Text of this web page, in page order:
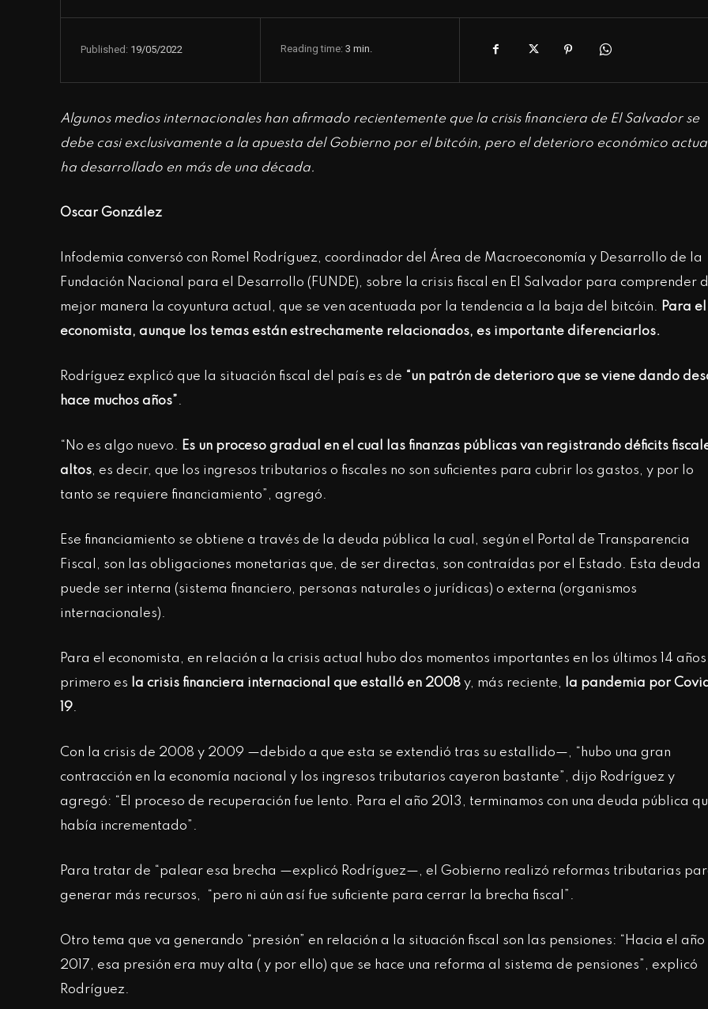
Published: 19/05/2022 Reading time: 3 min.
Algunos medios internacionales han afirmado recientemente que la crisis financiera de El Salvador se
debe casi exclusivamente a la apuesta del Gobierno por el bitcóin, pero el deterioro económico
ha desarrollado en más de una década.
Oscar González
Infodemia conversó con Romel Rodríguez, coordinador del Área de Macroeconomía y Desarrollo de la
Fundación Nacional para el Desarrollo (FUNDE), sobre la crisis fiscal en El Salvador para comprender
mejor manera la coyuntura actual, que se ven acentuada por la tendencia a la baja del bitcóin. Para el
economista, aunque los temas están estrechamente relacionados, es importante diferenciarlos.
Rodríguez explicó que la situación fiscal del país es de “un patrón de deterioro que se viene dando
hace muchos años” .
“No es algo nuevo. Es un proceso gradual en el cual las finanzas públicas van registrando déficits
altos, es decir, que los ingresos tributarios o fiscales no son suficientes para cubrir los gastos, y por lo
tanto se requiere financiamiento”, agregó.
Ese financiamiento se obtiene a través de la deuda pública la cual, según el Portal de Transparencia
Fiscal, son las obligaciones monetarias que, de ser directas, son contraídas por el Estado. Esta deuda
puede ser interna (sistema financiero, personas naturales o jurídicas) o externa (organismos
internacionales).
Para el economista, en relación a la crisis actual hubo dos momentos importantes en los últimos 14 años.
primero es la crisis financiera internacional que estalló en 2008 y, más reciente,
la pandemia por Covid
19.
Con la crisis de 2008 y 2009 —debido a que esta se extendió tras su estallido—, “hubo una gran
contracción en la economía nacional y los ingresos tributarios cayeron bastante”, dijo Rodríguez y
agregó: “El proceso de recuperación fue lento. Para el año 2013, terminamos con una deuda pública
había incrementado”.
Para tratar de “palear esa brecha —explicó Rodríguez—, el Gobierno realizó reformas tributarias
generar más recursos, “pero ni aún así fue suficiente para cerrar la brecha fiscal”.
Otro tema que va generando “presión” en relación a la situación fiscal son las pensiones: “Hacia el año
2017, esa presión era muy alta ( y por ello) que se hace una reforma al sistema de pensiones”, explicó
Rodríguez.